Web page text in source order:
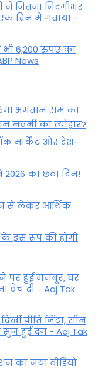
ने जितना जिंदगीभर
दिन में गंवाया -
6,200 रुपए का
News
भगवान राम का
नवमी का त्योहार?
मार्केट और देश-
2026 का छठा दिन!
से लेकर आर्थिक
के इस रूप की होगी
पर हुई मजबूर, घर
बेच दी - Aaj Tak
प्रीति जिंटा, सीन
हुईं दंग - Aaj Tak
का नया वीडियो